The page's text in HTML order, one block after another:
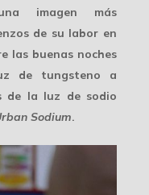
imagen más
de su labor en
las buenas noches
de tungsteno a
de la luz de sodio
Sodium.